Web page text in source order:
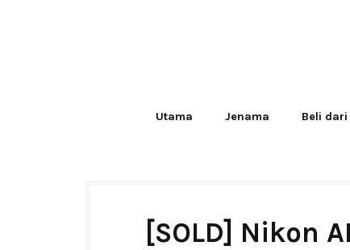
Utama Jenama Beli dari
[SOLD] Nikon